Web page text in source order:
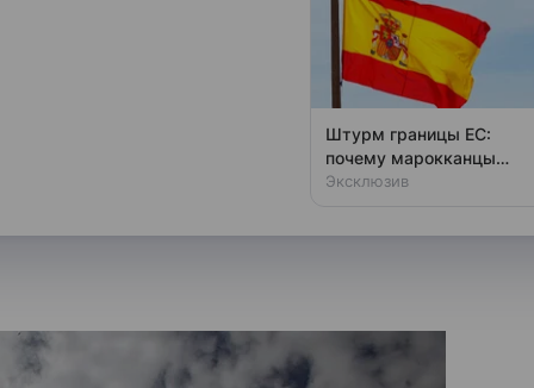
на введение санкций
Штурм границы ЕС:
почему марокканцы
бегут в Испанию
Эксклюзив